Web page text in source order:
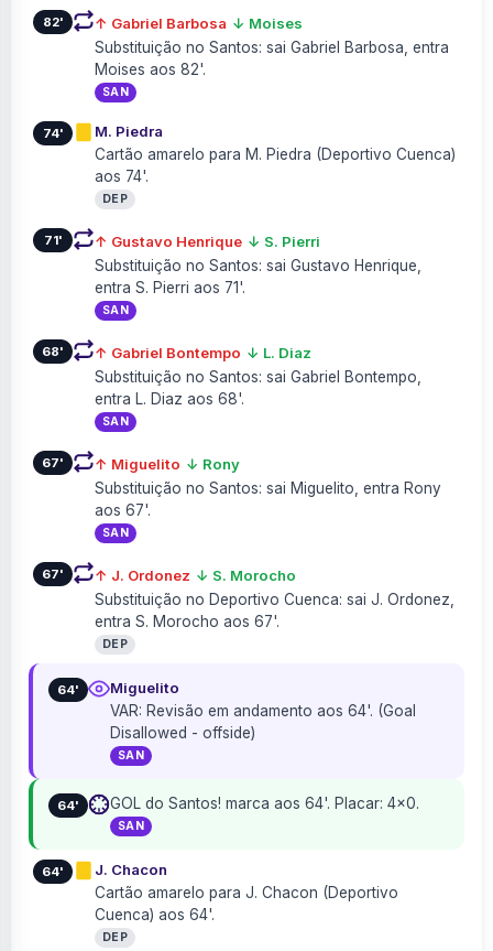
82' ↑ Gabriel Barbosa ↓ Moises
Substituição no Santos: sai Gabriel Barbosa, entra
Moises aos 82'.
SAN
74'
M. Piedra
Cartão amarelo para M. Piedra (Deportivo Cuenca)
aos 74'.
DEP
71' ↑ Gustavo Henrique ↓ S. Pierri
Substituição no Santos: sai Gustavo Henrique,
entra S. Pierri aos 71'.
SAN
68' ↑ Gabriel Bontempo ↓ L. Diaz
Substituição no Santos: sai Gabriel Bontempo,
entra L. Diaz aos 68'.
SAN
67' ↑ Miguelito ↓ Rony
Substituição no Santos: sai Miguelito, entra Rony
aos 67'.
SAN
67' ↑ J. Ordonez ↓ S. Morocho
Substituição no Deportivo Cuenca: sai J. Ordonez,
entra S. Morocho aos 67'.
DEP
64'
Miguelito
VAR: Revisão em andamento aos 64'. (Goal
Disallowed - offside)
SAN
64' GOL do Santos! marca aos 64'. Placar: 4×0.
SAN
64'
J. Chacon
Cartão amarelo para J. Chacon (Deportivo
Cuenca) aos 64'.
DEP